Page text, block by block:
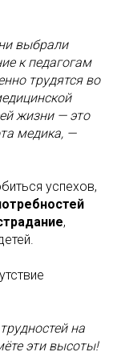
выбрали
к педагогам
трудятся во
жизни — это
медика, —
успехов,
,
на
эти высоты!